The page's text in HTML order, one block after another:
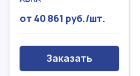
от 40 861 руб./шт.
Заказать